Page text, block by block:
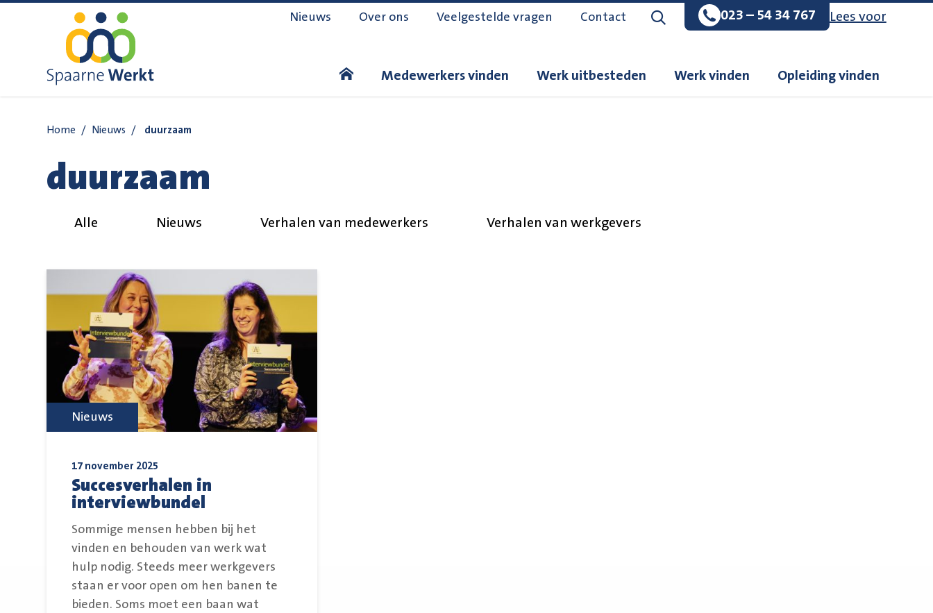
Navigatie overslaan Nieuws Over ons Veelgestelde vragen Contact Zoeken op de website
023 – 54 34 767 Lees voor
Medewerkers vinden Werk uitbesteden Werk vinden Opleiding vinden
Home / Nieuws / duurzaam
duurzaam
Alle Nieuws Verhalen van medewerkers Verhalen van werkgevers
Succesverhalen in
interviewbundel
17 november 2025
Sommige mensen hebben bij het
vinden en behouden van werk wat
hulp nodig. Steeds meer werkgevers
staan er voor open om hen banen te
bieden. Soms moet een baan wat
Nieuws